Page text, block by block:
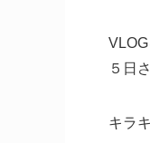
５日
キラ